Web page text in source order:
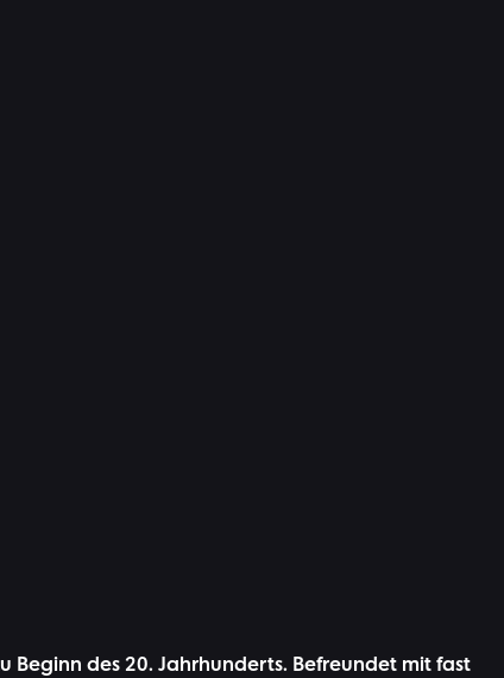
Beginn des 20. Jahrhunderts. Befreundet mit fast